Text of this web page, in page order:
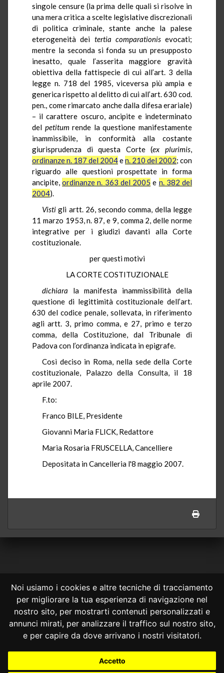
Noi usiamo i cookies e altre tecniche di tracciamento
per migliorare la tua esperienza di navigazione nel
nostro sito, per mostrarti contenuti personalizzati e
annunci mirati, per analizzare il traffico sul nostro sito,
e per capire da dove arrivano i nostri visitatori.
Accetto
singole censure (la prima delle quali si risolve in
una mera critica a scelte legislative discrezionali
di politica criminale, stante anche la palese
eterogeneità dei tertia comparationisevocati;
mentre la seconda si fonda su un presupposto
inesatto, quale l’asserita maggiore gravità
obiettiva della fattispecie di cui all’art. 3 della
legge n. 718 del 1985, viceversa più ampia e
generica rispetto al delitto di cui all’art. 630 cod.
pen., come rimarcato anche dalla difesa erariale)
– il carattere oscuro, ancipite e indeterminato
del petitum rende la questione manifestamente
inammissibile, in conformità alla costante
giurisprudenza di questa Corte (ex plurimis,
ordinanze n. 187 del 2004en. 210 del 2002; con
riguardo alle questioni prospettate in forma
ancipite,ordinanze n. 363 del 2005 e n. 382 del
2004).
Visti gli artt. 26, secondo comma, della legge
11 marzo 1953, n. 87, e 9, comma 2, delle norme
integrative per i giudizi davanti alla Corte
costituzionale.
per questi motivi
LA CORTE COSTITUZIONALE
dichiara la manifesta inammissibilità della
questione di legittimità costituzionale dell’art.
630 del codice penale, sollevata, in riferimento
agli artt. 3, primo comma, e 27, primo e terzo
comma, della Costituzione, dal Tribunale di
Padova con l’ordinanza indicata in epigrafe.
Così deciso in Roma, nella sede della Corte
costituzionale, Palazzo della Consulta, il 18
aprile 2007.
F.to:
Franco BILE, Presidente
Giovanni Maria FLICK, Redattore
Maria Rosaria FRUSCELLA, Cancelliere
Depositata in Cancelleria l'8 maggio 2007.
CONSULTA ONLINE DAL 1995 -NOTE LEGALI
Consulta OnLine non ha prodotto e non è responsabile per i contenuti e
le informazioni legali di siti collegati.
costituisce una relazione di consulenza legale.
Nessuno deve confidare o agire in base alle informazioni disponibili in